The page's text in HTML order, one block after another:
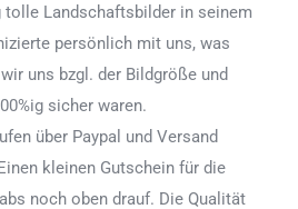
tolle Landschaftsbilder in seinem
persönlich mit uns, was
uns bzgl. der Bildgröße und
sicher waren.
über Paypal und Versand
kleinen Gutschein für die
noch oben drauf. Die Qualität